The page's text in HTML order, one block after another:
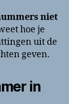
niet
hoe je
uit de
geven.
in